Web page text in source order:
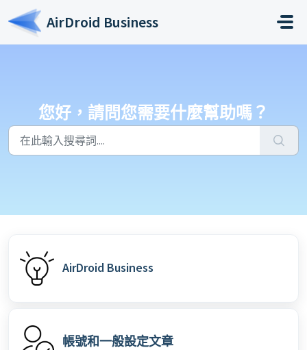
略過至主要內容
AirDroid Business
您好，請問您需要什麼幫助嗎？
AirDroid Business
帳號和一般設定文章